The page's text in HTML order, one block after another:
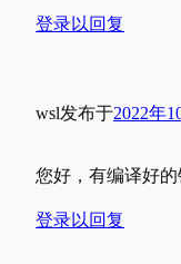
登录以回复
wsl发布于2022年
您好，有编译好的
登录以回复